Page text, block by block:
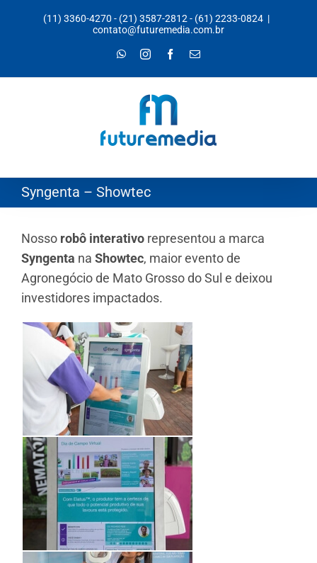
(11) 3360-4270 - (21) 3587-2812- (61) 2233-0824 |
contato@futuremedia.com.br
WhatsAppInstagramFacebook
E-
Syngenta – Showtec
Nosso robô interativo representou a marca
Syngenta na Showtec, maior evento de
Agronegócio de Mato Grosso do Sul e deixou
investidores impactados.